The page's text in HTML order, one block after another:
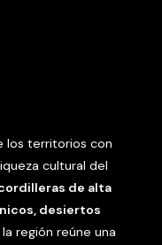
los territorios con
cultural del
de alta
desiertos
la región reúne una